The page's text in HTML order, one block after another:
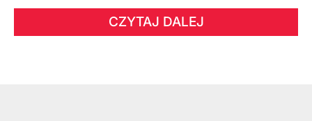
CZYTAJ DALEJ